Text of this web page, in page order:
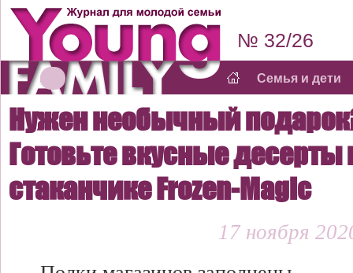
№ 32/26
Семья и дети
Нужен необычный
Готовьте вкусные десерты
стаканчике Frozen-Magic
17 ноября